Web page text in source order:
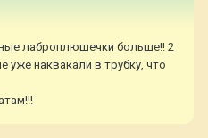
лаброплюшечки больше!! 2
уже наквакали в трубку, что